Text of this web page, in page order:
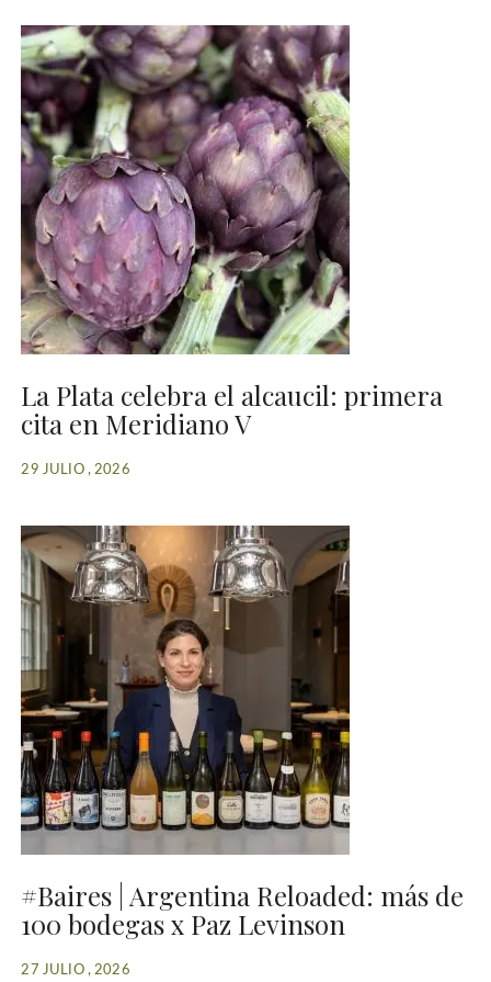
La Plata celebra el alcaucil: primera
cita en Meridiano V
29 JULIO , 2026
#Baires | Argentina Reloaded: más de
100 bodegas x Paz Levinson
27 JULIO , 2026